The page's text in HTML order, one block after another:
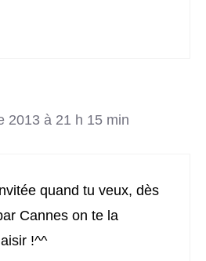
2013 à 21 h 15 min
quand tu veux, dès
Cannes on te la
!^^